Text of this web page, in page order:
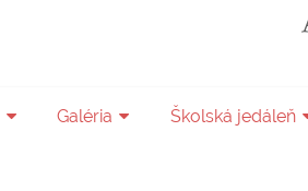
Galéria Školská jedáleň